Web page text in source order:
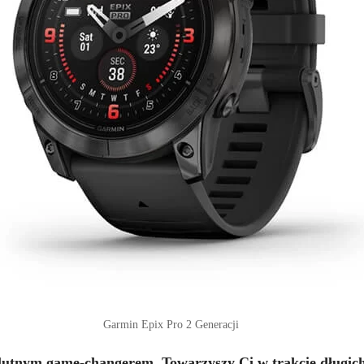
Garmin Epix Pro 2 Generacji